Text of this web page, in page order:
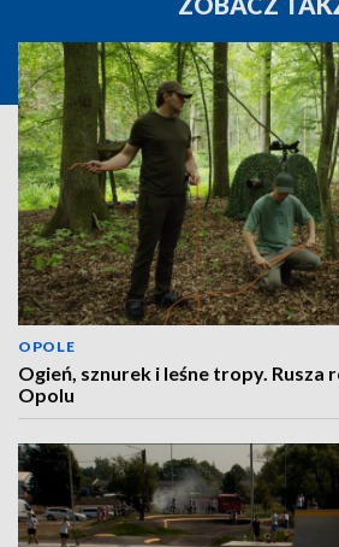
OPOLE
Ogień, sznurek i leśne tropy.
Opolu